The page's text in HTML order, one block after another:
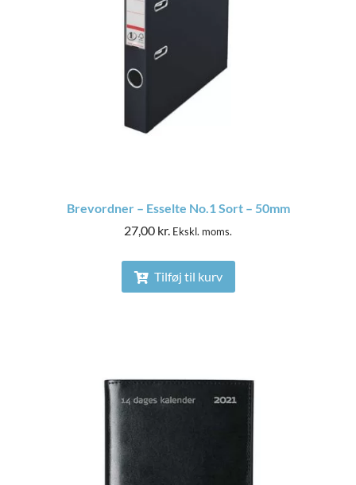
Brevordner – Esselte No.1 Sort – 50mm
27,00 kr. Ekskl. moms.
Tilføj til kurv